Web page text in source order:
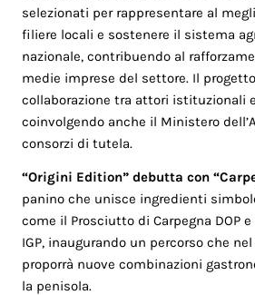
selezionati per rappresentare al
filiere locali e sostenere il sistema
nazionale, contribuendo al
medie imprese del settore. Il
collaborazione tra attori istituzionali
coinvolgendo anche il Ministero
consorzi di tutela.
“Origini Edition” debutta con
panino che unisce ingredienti
come il Prosciutto di Carpegna DOP
IGP, inaugurando un percorso che
proporrà nuove combinazioni
la penisola.